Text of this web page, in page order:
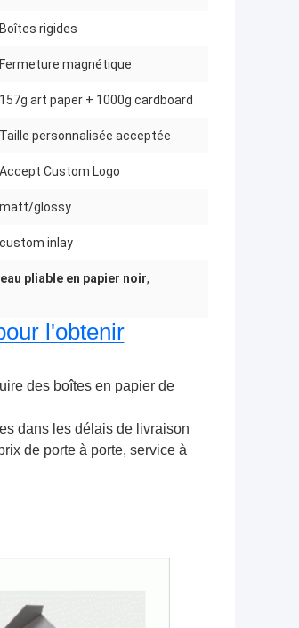
Boîtes rigides
Fermeture magnétique
157g art paper + 1000g cardboard
Taille personnalisée acceptée
Accept Custom Logo
matt/glossy
custom inlay
pliable en papier noir,
l'obtenir
des boîtes en papier de
dans les délais de livraison
de porte à porte, service à